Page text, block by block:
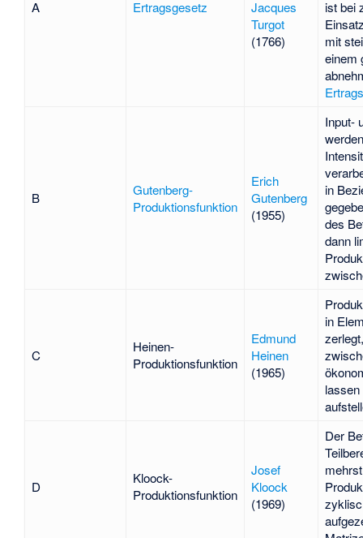
A Ertragsgesetz
Jacques
Turgot
(1766)
ist bei
mit
einem
B
Gutenberg-
Produktionsfunktion
Erich
Gutenberg
(1955)
Input-
in
des
dann
C
Heinen-
Produktionsfunktion
Edmund
Heinen
(1965)
in
D
Kloock-
Produktionsfunktion
Josef
Kloock
(1969)
Der